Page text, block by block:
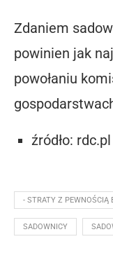
Zdaniem
powinien jak
powołaniu
źródło: rdc.pl
- STRATY Z PEWNOŚCIĄ
SADOWNICY